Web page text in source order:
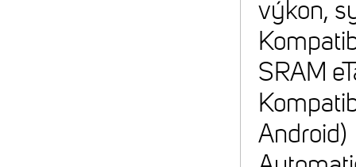
výkon,
SRAM
Android)